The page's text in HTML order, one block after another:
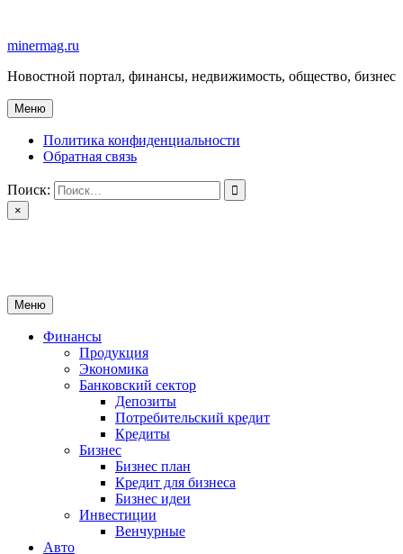
содержимому
minermag.ru
Новостной портал, финансы, недвижимость, общество, бизнес
Меню
Политика конфиденциальности
Обратная связь
Поиск:
×
Меню
Финансы
Продукция
Экономика
Банковский сектор
Депозиты
Потребительский кредит
Кредиты
Бизнес
Бизнес план
Кредит для бизнеса
Бизнес идеи
Инвестиции
Венчурные
Авто